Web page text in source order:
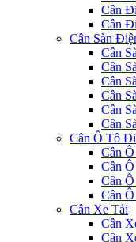
Cân
Cân
Cân Sàn
Cân
Cân
Cân
Cân
Cân
Cân
Cân Ô Tô
Cân
Cân
Cân
Cân
Cân Xe Tải
Cân
Cân